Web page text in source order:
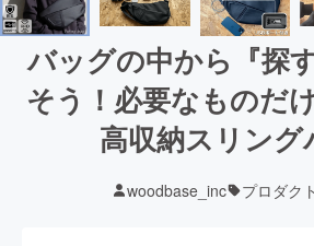
バッグの中から『探
そう！必要なものだ
高収納スリング
woodbase_inc プロダクト